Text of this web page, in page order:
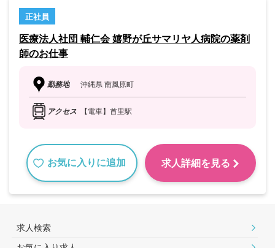
正社員
医療法人社団 輔仁会 嬉野が丘サマリヤ人病院の薬剤
師のお仕事
勤務地 沖縄県 南風原町
アクセス 【電車】首里駅
お気に入りに追加 求人詳細を見る
求人検索